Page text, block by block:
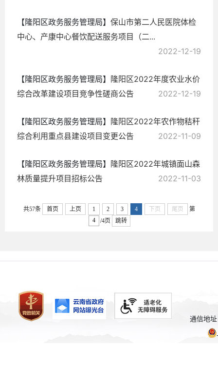
【隆阳区政务服务管理局】 保山市第二人民医院体检
中心、产康中心餐饮配送服务项目（二...
2022-12-19
【隆阳区政务服务管理局】 隆阳区2022年度农业水价
综合改革建设项目竞争性磋商公告
2022-12-19
【隆阳区政务服务管理局】 隆阳区2022年农作物秸秆
综合利用重点县建设项目变更公告
2022-11-09
【隆阳区政务服务管理局】 隆阳区2022年城镇面山森
林质量提升项目招标公告
2022-11-03
共57条 首页 上页 1 2 3 4 下页 尾页
第
/4页
跳转
通信地